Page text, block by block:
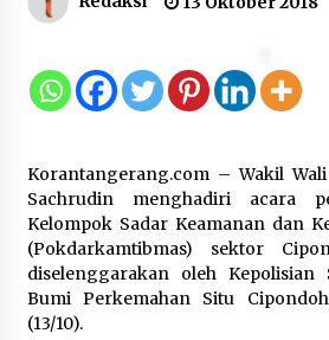
Fiktif, Eks VP
Ditahan
Dukung
Listrik, Wapres
Match
5 Agustus 2026
Korantangerang.com – Wakil
Sachrudin menghadiri acara
Kelompok Sadar Keamanan dan
(Pokdarkamtibmas) sektor
diselenggarakan oleh
Bumi Perkemahan Situ
(13/10).